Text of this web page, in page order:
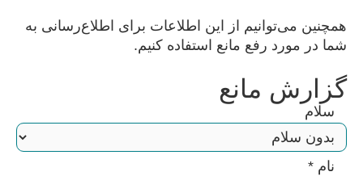
همچنین می‌توانیم از این اطلاعات برای اطلاع‌رسانی به
شما در مورد رفع مانع استفاده کنیم.
گزارش مانع
سلام
نام *